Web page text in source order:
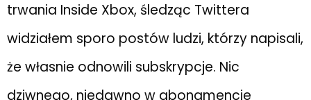
trwania Inside Xbox, śledząc Twittera
widziałem sporo postów ludzi, którzy napisali,
że własnie odnowili subskrypcje. Nic
dziwnego, niedawno w abonamencie